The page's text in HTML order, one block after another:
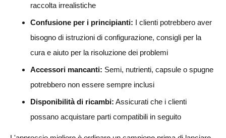
raccolta irrealistiche
Confusione per i principianti: I clienti potrebbero aver
bisogno di istruzioni di configurazione, consigli per la
cura e aiuto per la risoluzione dei problemi
Accessori mancanti: Semi, nutrienti, capsule o spugne
potrebbero non essere sempre inclusi
Disponibilità di ricambi: Assicurati che i clienti
possano acquistare parti compatibili in seguito